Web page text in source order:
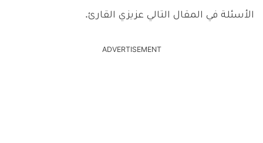
الأسئلة في المقال التالي عزيزي القارئ.
ADVERTISEMENT